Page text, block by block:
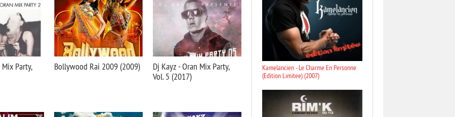
Party,
Bollywood Rai 2009 (2009)
Dj Kayz - Oran Mix Party,
Vol. 5 (2017)
Kamelancien - Le Charme En Personne
(Edition Limitee) (2007)